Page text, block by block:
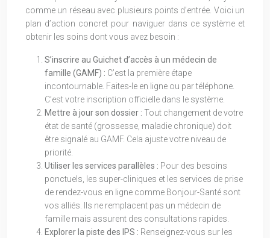
comme un réseau avec plusieurs points d’entrée. Voici un
plan d’action concret pour naviguer dans ce système et
obtenir les soins dont vous avez besoin :
S’inscrire au Guichet d’accès à un médecin de
famille (GAMF) : C’est la première étape
incontournable. Faites-le en ligne ou par téléphone.
C’est votre inscription officielle dans le système.
Mettre à jour son dossier : Tout changement de votre
état de santé (grossesse, maladie chronique) doit
être signalé au GAMF. Cela ajuste votre niveau de
priorité.
Utiliser les services parallèles : Pour des besoins
ponctuels, les super-cliniques et les services de prise
de rendez-vous en ligne comme Bonjour-Santé sont
vos alliés. Ils ne remplacent pas un médecin de
famille mais assurent des consultations rapides.
Explorer la piste des IPS : Renseignez-vous sur les